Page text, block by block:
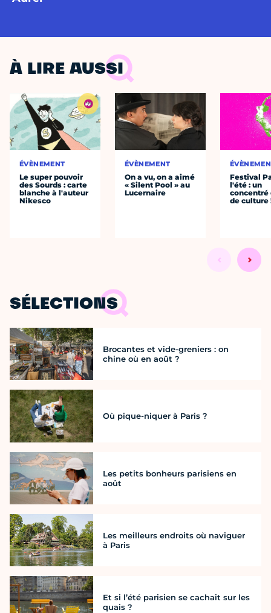
À LIRE AUSSI
ÉVÈNEMENT
Le super pouvoir
des Sourds : carte
blanche à l'auteur
Nikesco
ÉVÈNEMENT
On a vu, on a aimé
« Silent Pool » au
Lucernaire
Festival
l'été : un
concentré
de culture
SÉLECTIONS
Brocantes et vide-greniers : on
chine où en août ?
Où pique-niquer à Paris ?
Les petits bonheurs parisiens en
août
Les meilleurs endroits où naviguer
à Paris
Et si l’été parisien se cachait sur les
quais ?